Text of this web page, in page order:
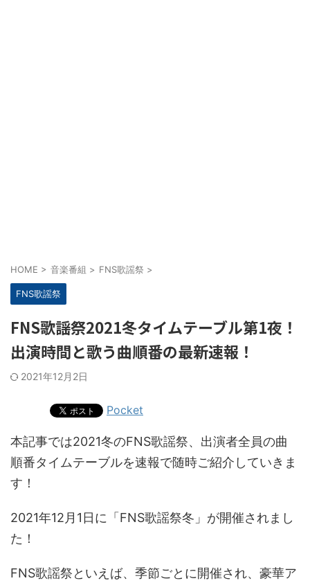
HOME > 音楽番組 > FNS歌謡祭 >
FNS歌謡祭
FNS歌謡祭2021冬タイムテーブル第1夜！
出演時間と歌う曲順番の最新速報！
2021年12月2日
Pocket
本記事では2021冬のFNS歌謡祭、出演者全員の曲
順番タイムテーブルを速報で随時ご紹介していきま
す！
2021年12月1日に「FNS歌謡祭冬」が開催されまし
た！
FNS歌謡祭といえば、季節ごとに開催され、豪華ア